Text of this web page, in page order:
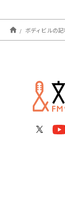
ボディビルの